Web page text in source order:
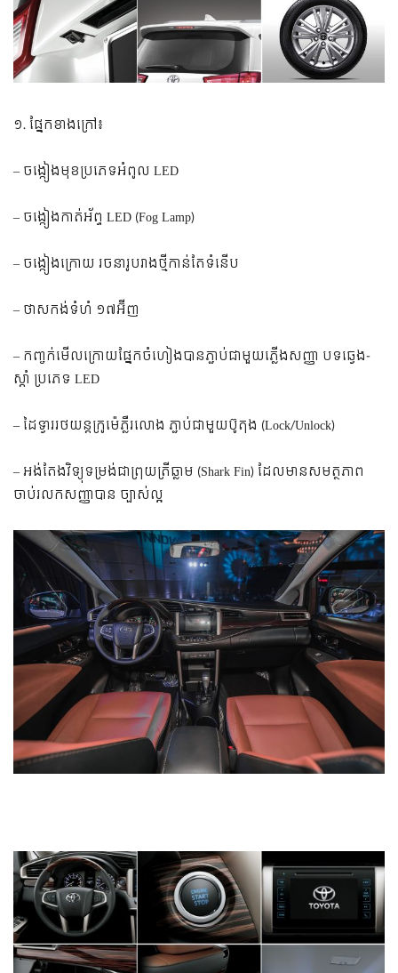
១. ផ្នែកខាងក្រៅ៖
– ចង្កៀងមុខប្រភេទអំពូល LED
– ចង្កៀងកាត់អ័ព្ទ LED (Fog Lamp)
– ចង្កៀងក្រោយ រចនារូបរាងថ្មីកាន់តែទំនើប
– ថាសកង់ទំហំ ​១៧អ៊ីញ
– ​កញ្ចក់​មើល​ក្រោយ​ផ្នែក​ចំហៀង​បាន​ភ្ជាប់​ជាមួយ​ភ្លើង​សញ្ញា បទឆ្វេង-
ស្ដាំ ប្រភេទ LED​
– ​ដៃ​ទ្វារ​រថយន្ត​ក្រូម៉េ​ភ្លឺ​រលោង ភ្ជាប់ជាមួយប៊ូតុង (Lock/Unlock)
– អង់តែង​វិទ្យុ​ទម្រង់​ជា​ព្រុយ​ត្រីឆ្លាម (Shark Fin) ដែលមានសមត្ថភាព
ចាប់រលកសញ្ញាបាន ច្បាស់ល្អ